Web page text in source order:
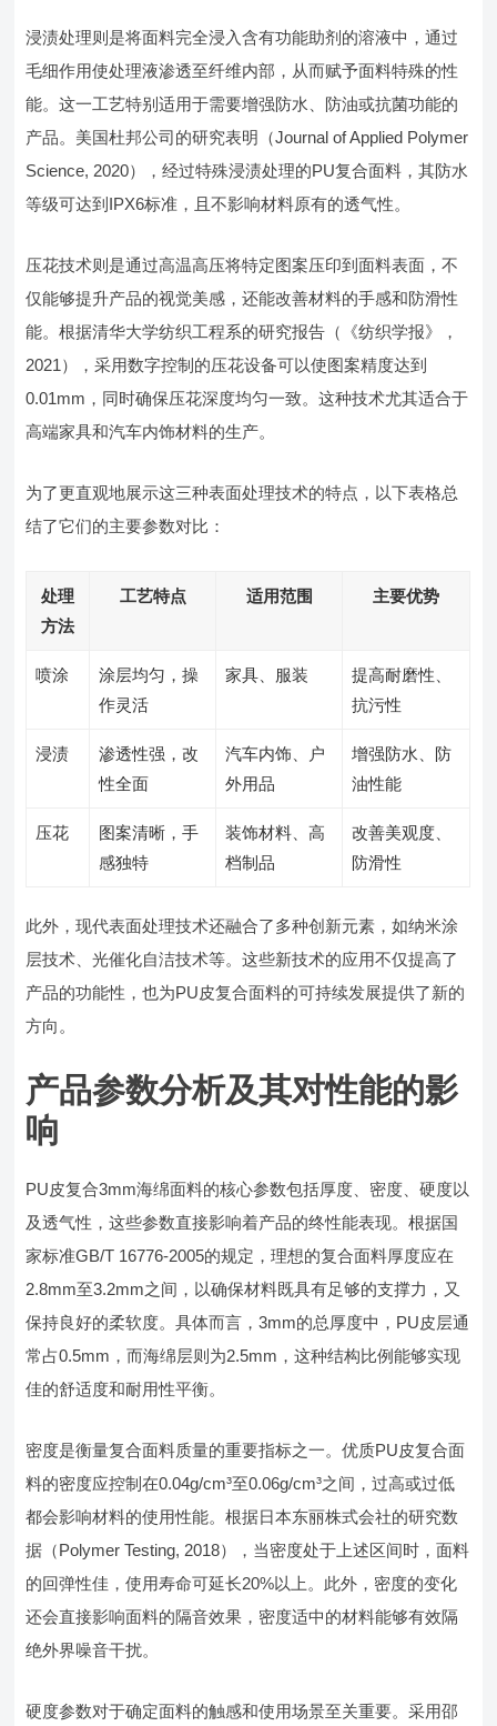
浸渍处理则是将面料完全浸入含有功能助剂的溶液中，通过
毛细作用使处理液渗透至纤维内部，从而赋予面料特殊的性
能。这一工艺特别适用于需要增强防水、防油或抗菌功能的
产品。美国杜邦公司的研究表明（Journal of Applied Polymer
Science, 2020），经过特殊浸渍处理的PU复合面料，其防水
等级可达到IPX6标准，且不影响材料原有的透气性。
压花技术则是通过高温高压将特定图案压印到面料表面，不
仅能够提升产品的视觉美感，还能改善材料的手感和防滑性
能。根据清华大学纺织工程系的研究报告（《纺织学报》，
2021），采用数字控制的压花设备可以使图案精度达到
0.01mm，同时确保压花深度均匀一致。这种技术尤其适合于
高端家具和汽车内饰材料的生产。
为了更直观地展示这三种表面处理技术的特点，以下表格总
结了它们的主要参数对比：
处理
方法
工艺特点 适用范围 主要优势
喷涂
涂层均匀，操
作灵活
家具、服装
提高耐磨性、
抗污性
浸渍
渗透性强，改
性全面
汽车内饰、户
外用品
增强防水、防
油性能
压花
图案清晰，手
感独特
装饰材料、高
档制品
改善美观度、
防滑性
此外，现代表面处理技术还融合了多种创新元素，如纳米涂
层技术、光催化自洁技术等。这些新技术的应用不仅提高了
产品的功能性，也为PU皮复合面料的可持续发展提供了新的
方向。
产品参数分析及其对性能的影
响
PU皮复合3mm海绵面料的核心参数包括厚度、密度、硬度以
及透气性，这些参数直接影响着产品的终性能表现。根据国
家标准GB/T 16776-2005的规定，理想的复合面料厚度应在
2.8mm至3.2mm之间，以确保材料既具有足够的支撑力，又
保持良好的柔软度。具体而言，3mm的总厚度中，PU皮层通
常占0.5mm，而海绵层则为2.5mm，这种结构比例能够实现
佳的舒适度和耐用性平衡。
密度是衡量复合面料质量的重要指标之一。优质PU皮复合面
料的密度应控制在0.04g/cm³至0.06g/cm³之间，过高或过低
都会影响材料的使用性能。根据日本东丽株式会社的研究数
据（Polymer Testing, 2018），当密度处于上述区间时，面料
的回弹性佳，使用寿命可延长20%以上。此外，密度的变化
还会直接影响面料的隔音效果，密度适中的材料能够有效隔
绝外界噪音干扰。
硬度参数对于确定面料的触感和使用场景至关重要。采用邵